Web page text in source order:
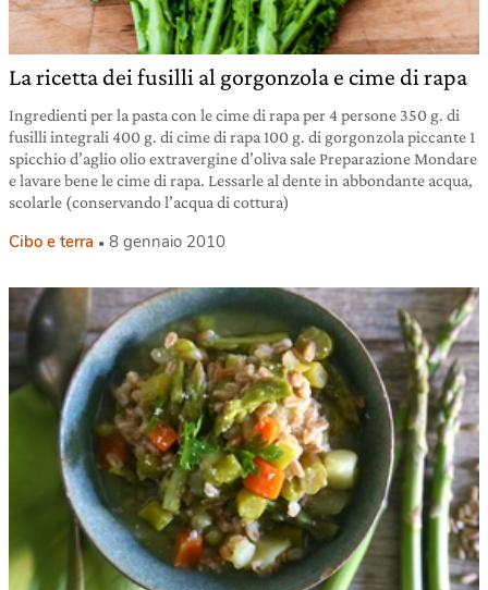
La ricetta dei fusilli al gorgonzola e cime di rapa
Ingredienti per la pasta con le cime di rapa per 4 persone 350 g. di
fusilli integrali 400 g. di cime di rapa 100 g. di gorgonzola piccante 1
spicchio d’aglio olio extravergine d’oliva sale Preparazione Mondare
e lavare bene le cime di rapa. Lessarle al dente in abbondante acqua,
scolarle (conservando l’acqua di cottura)
Cibo e terra 8 gennaio 2010